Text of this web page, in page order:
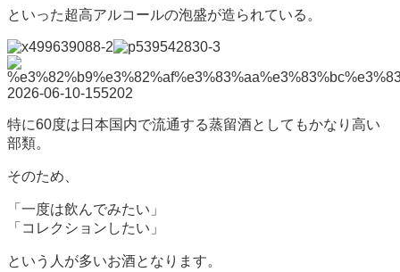
といった超高アルコールの泡盛が造られている。
特に60度は日本国内で流通する蒸留酒としてもかなり高い
部類。
そのため、
「一度は飲んでみたい」
「コレクションしたい」
という人が多いお酒となります。